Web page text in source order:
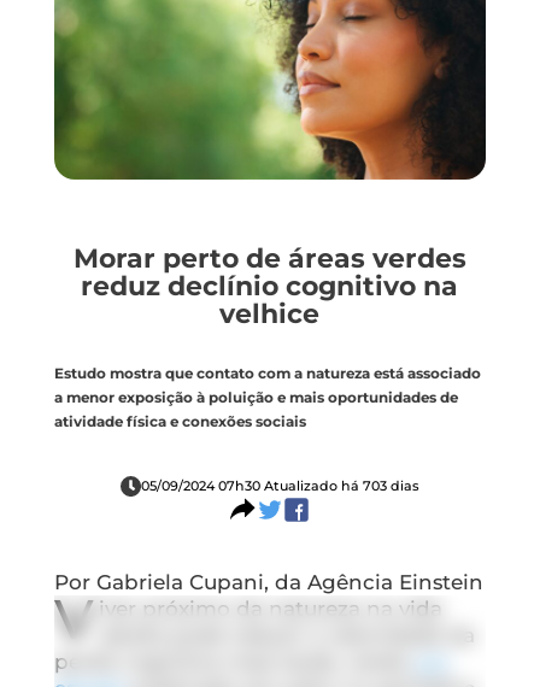
Morar perto de áreas verdes
reduz declínio cognitivo na
velhice
Estudo mostra que contato com a natureza está associado
a menor exposição à poluição e mais oportunidades de
atividade física e conexões sociais
05/09/2024 07h30 Atualizado há 703 dias
Por Gabriela Cupani, da Agência Einstein
V iver próximo da natureza na vida
perda cognitiva mais tarde, revela